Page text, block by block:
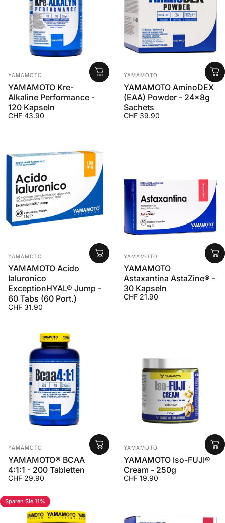
Anbieter:
YAMAMOTO
YAMAMOTO Kre-
Alkaline Performance -
120 Kapseln
CHF 43.90
Anbieter:
YAMAMOTO
YAMAMOTO AminoDEX
(EAA) Powder - 24x8g
Sachets
CHF 39.90
Anbieter:
YAMAMOTO
YAMAMOTO Acido
Ialuronico
ExceptionHYAL® Jump -
60 Tabs (60 Port.)
CHF 31.90
Anbieter:
YAMAMOTO
YAMAMOTO
Astaxantina AstaZine® -
30 Kapseln
CHF 21.90
Anbieter:
YAMAMOTO
YAMAMOTO® BCAA
4:1:1 - 200 Tabletten
CHF 29.90
Anbieter:
YAMAMOTO
YAMAMOTO Iso-FUJI®
Cream - 250g
CHF 19.90
Sparen Sie 11%